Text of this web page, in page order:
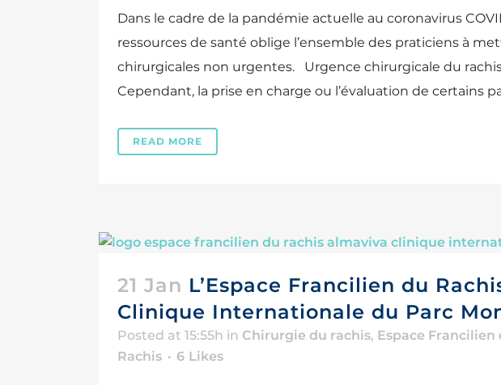
Dans le cadre de la pandémie actuelle au coronavirus
ressources de santé oblige l’ensemble des praticiens à
chirurgicales non urgentes. Urgence chirurgicale du rachis
Cependant, la prise en charge ou l’évaluation de certains
READ MORE
21 Jan L’Espace Francilien du
Clinique Internationale du Parc
Posted at 15:55h in Chirurgie du rachis, Espace Francilien
Rachis
6 Likes